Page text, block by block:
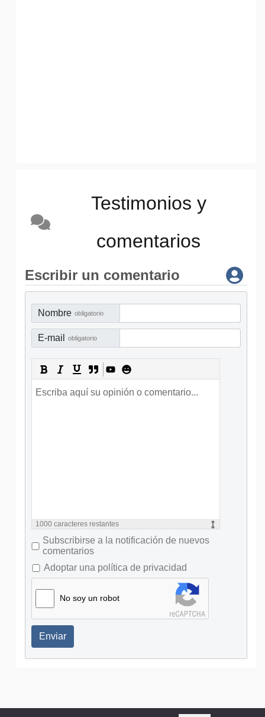
Testimonios y
comentarios
Escribir un comentario
Nombre obligatorio
E-mail obligatorio
1000 caracteres restantes
Subscribirse a la notificación de nuevos
comentarios
Adoptar una política de privacidad
No soy un robot
Enviar